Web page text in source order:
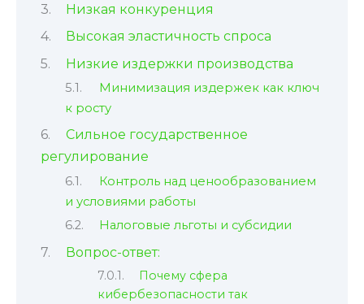
Низкая конкуренция
Высокая эластичность спроса
Низкие издержки производства
Минимизация издержек как ключ
к росту
Сильное государственное
регулирование
Контроль над ценообразованием
и условиями работы
Налоговые льготы и субсидии
Вопрос-ответ:
Почему сфера
кибербезопасности так